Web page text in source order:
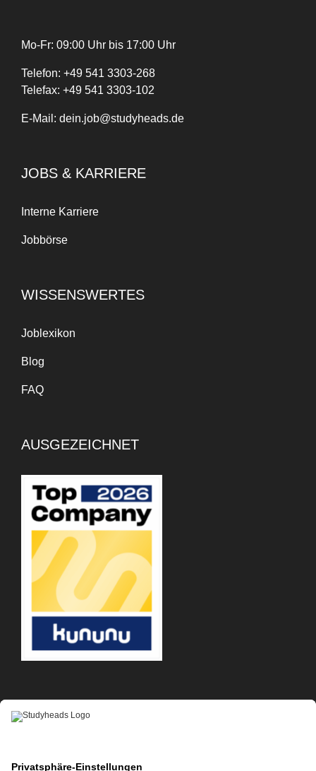
Mo-Fr: 09:00 Uhr bis 17:00 Uhr
Telefon: +49 541 3303-268
Telefax: +49 541 3303-102
E-Mail: dein.job@studyheads.de
JOBS & KARRIERE
Interne Karriere
Jobbörse
WISSENSWERTES
Joblexikon
Blog
FAQ
AUSGEZEICHNET